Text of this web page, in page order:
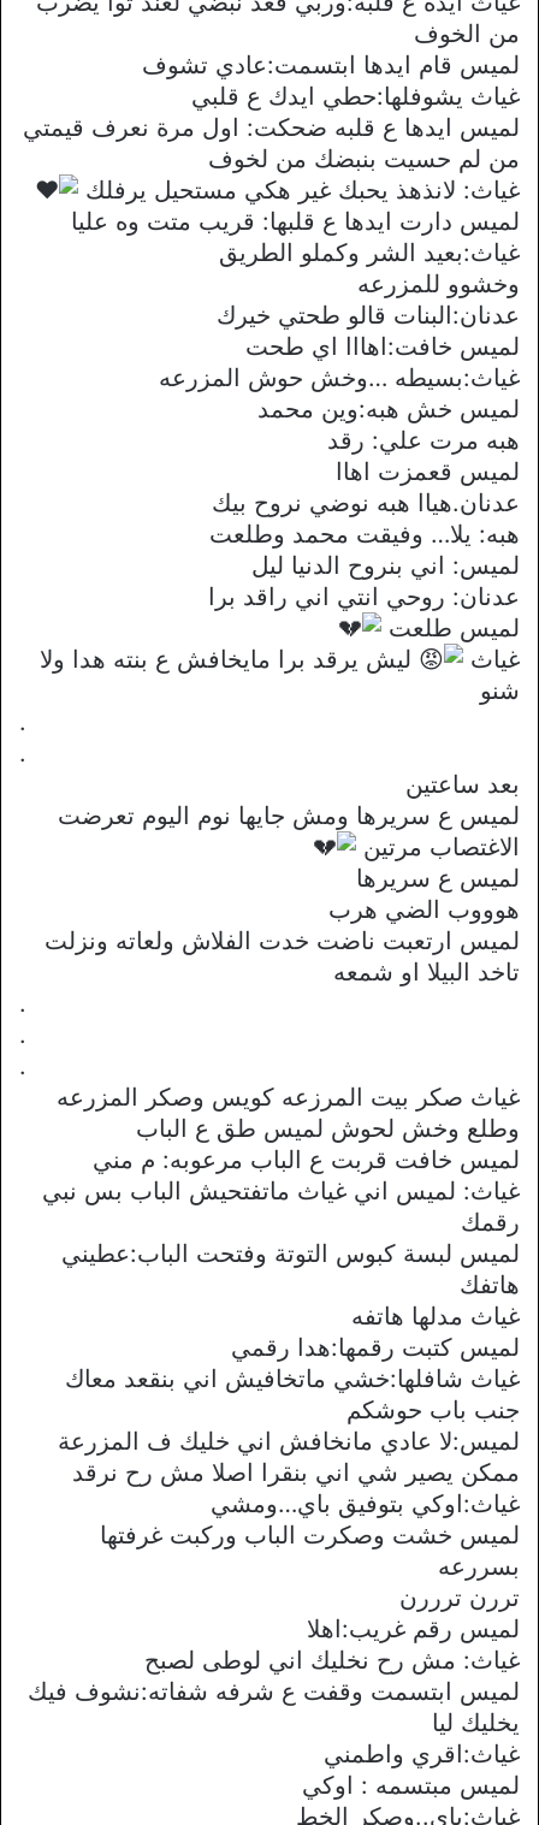
من الخوف
لميس قام ايدها ابتسمت:عادي تشوف
غياث يشوفلها:حطي ايدك ع قلبي
لميس ايدها ع قلبه ضحكت: اول مرة نعرف قيمتي
من لم حسيت بنبضك من لخوف
غياث: لانذهذ يحبك غير هكي مستحيل يرفلك
لميس دارت ايدها ع قلبها: قريب متت وه عليا
غياث:بعيد الشر وكملو الطريق
وخشوو للمزرعه
عدنان:البنات قالو طحتي خيرك
لميس خافت:اهااا اي طحت
غياث:بسيطه …وخش حوش المزرعه
لميس خش هبه:وين محمد
هبه مرت علي: رقد
لميس قعمزت اهاا
عدنان.هياا هبه نوضي نروح بيك
هبه: يلا… وفيقت محمد وطلعت
لميس: اني بنروح الدنيا ليل
عدنان: روحي انتي اني راقد برا
لميس طلعت
غياث
ليش يرقد برا مايخافش ع بنته هدا ولا
شنو
.
.
بعد ساعتين
لميس ع سريرها ومش جايها نوم اليوم تعرضت
الاغتصاب مرتين
لميس ع سريرها
هوووب الضي هرب
لميس ارتعبت ناضت خدت الفلاش ولعاته ونزلت
تاخد البيلا او شمعه
.
.
.
غياث صكر بيت المرزعه كويس وصكر المزرعه
وطلع وخش لحوش لميس طق ع الباب
لميس خافت قربت ع الباب مرعوبه: م مني
غياث: لميس اني غياث ماتفتحيش الباب بس نبي
رقمك
لميس لبسة كبوس التوتة وفتحت الباب:عطيني
هاتفك
غياث مدلها هاتفه
لميس كتبت رقمها:هدا رقمي
غياث شافلها:خشي ماتخافيش اني بنقعد معاك
جنب باب حوشكم
لميس:لا عادي مانخافش اني خليك ف المزرعة
ممكن يصير شي اني بنقرا اصلا مش رح نرقد
غياث:اوكي بتوفيق باي…ومشي
لميس خشت وصكرت الباب وركبت غرفتها
بسررعه
تررن ترررن
لميس رقم غريب:اهلا
غياث: مش رح نخليك اني لوطى لصبح
لميس ابتسمت وقفت ع شرفه شفاته:نشوف فيك
يخليك ليا
غياث:اقري واطمني
لميس مبتسمه : اوكي
غياث:باي..وصكر الخط